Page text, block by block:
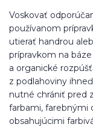
Voskovať
používanom
utierať handrou
prípravkom na
a organické
z podlahoviny
nutné chrániť pred
farbami, farebnými
obsahujúcimi